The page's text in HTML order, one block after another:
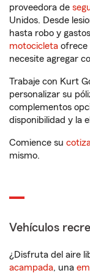
proveedora de
Unidos. Desde
hasta robo y
motocicleta ofrece
necesite agregar
Trabaje con Kurt
personalizar su
complementos
disponibilidad y la
Comience su
mismo.
Vehículos
¿Disfruta del aire
acampada, una